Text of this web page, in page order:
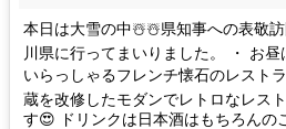
本日は大雪の中☃️☃️県知事への表敬
川県に行ってまいりました。 ・ お
いらっしゃるフレンチ懐石のレスト
蔵を改修したモダンでレトロなレス
す😍 ドリンクは日本酒はもちろんの